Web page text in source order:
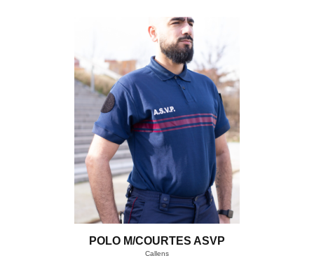
POLO M/COURTES ASVP
Callens